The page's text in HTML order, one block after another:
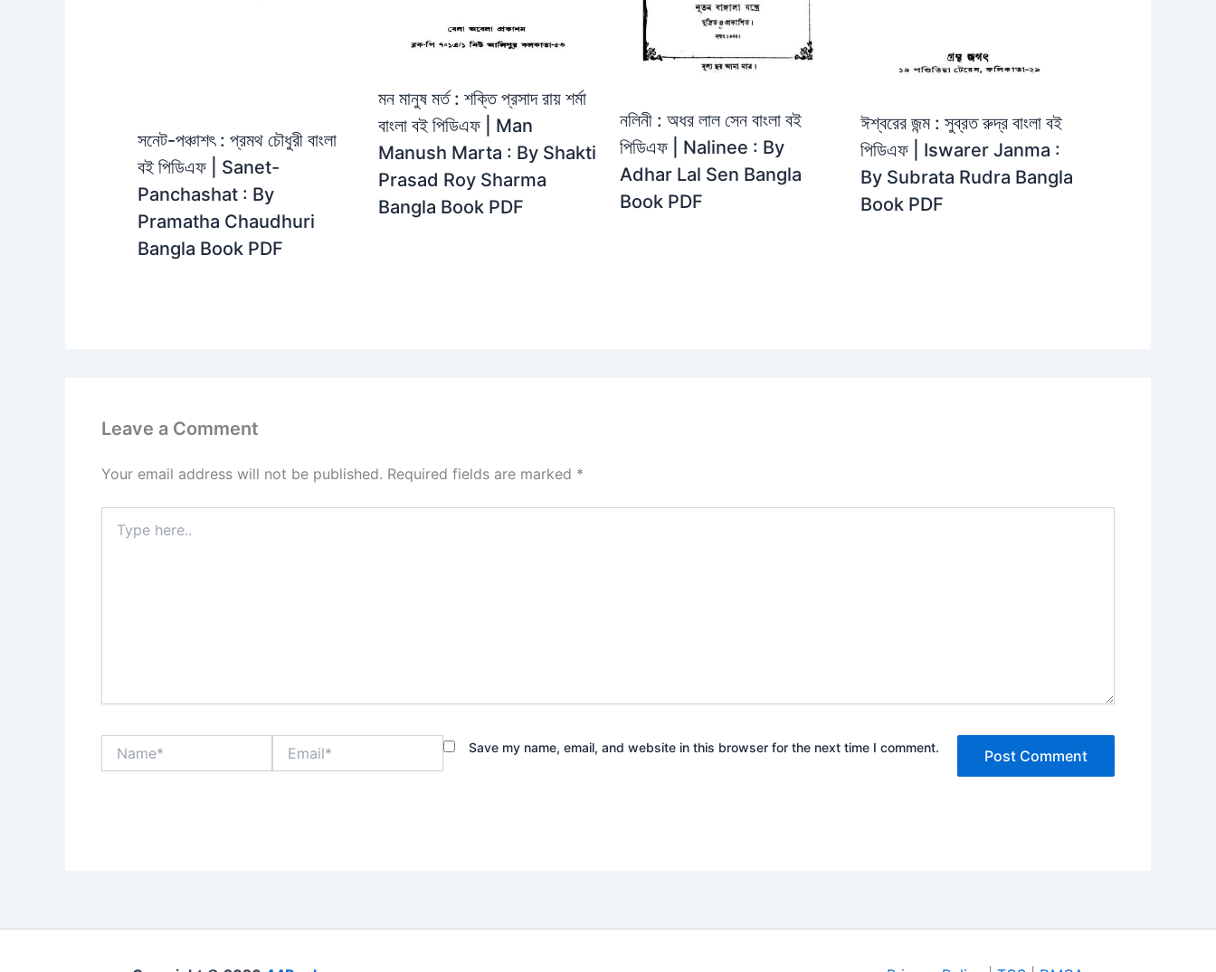
সনেট-পঞ্চাশৎ : প্রমথ চৌধুরী বাংলা
বই পিডিএফ | Sanet-
Panchashat : By
Pramatha Chaudhuri
Bangla Book PDF
মন মানুষ মর্ত : শক্তি প্রসাদ রায় শর্মা
বাংলা বই পিডিএফ | Man
Manush Marta : By Shakti
Prasad Roy Sharma
Bangla Book PDF
নলিনী : অধর লাল সেন বাংলা বই
পিডিএফ | Nalinee : By
Adhar Lal Sen Bangla
Book PDF
ঈশ্বরের জন্ম : সুব্রত রুদ্র বাংলা বই
পিডিএফ | Iswarer Janma :
By Subrata Rudra Bangla
Book PDF
Leave a Comment
Your email address will not be published. Required fields are marked *
here..
Save my name, email, and website in this browser for the next time I comment.